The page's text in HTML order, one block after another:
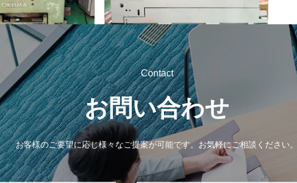
年 式2006
Contact
お問い合わせ
お客様のご要望に応じ様々なご提案が可能です。 お気軽にご相談ください。